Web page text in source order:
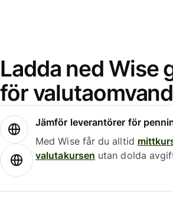
Ladda ned Wise
för
Jämför leverantörer för
Med Wise får du alltid
valutakursen utan dolda